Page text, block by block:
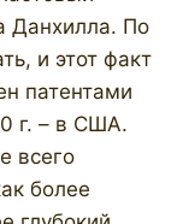
Данхилла. По
и этот факт
патентами
г. – в США.
всего
более